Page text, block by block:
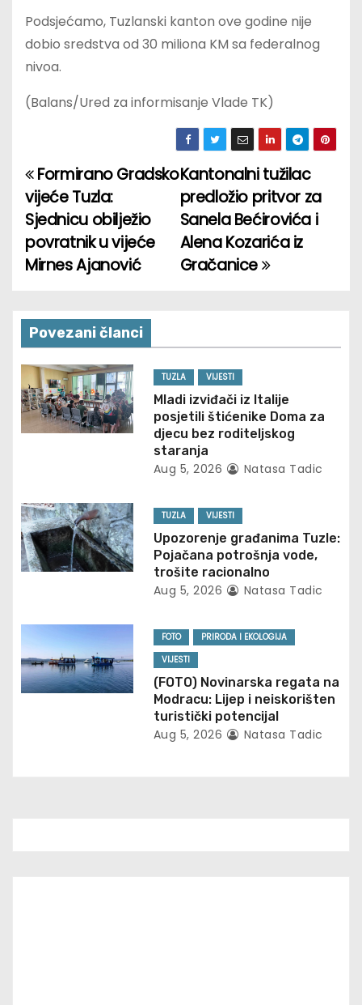
Podsjećamo, Tuzlanski kanton ove godine nije
dobio sredstva od 30 miliona KM sa federalnog
nivoa.
(Balans/Ured za informisanje Vlade TK)
P
o
s
n
a
v
i
t
i
n
Kantonalni tužilac
predložio pritvor za
Sanela Bećirovića i
Alena Kozarića iz
Gračanice
Formirano Gradsko
vijeće Tuzla:
Sjednicu obilježio
povratnik u vijeće
Mirnes Ajanović
Povezani članci
TUZLA VIJESTI
Mladi izviđači iz Italije
posjetili štićenike Doma za
djecu bez roditeljskog
staranja
Aug 5, 2026 Natasa Tadic
TUZLA VIJESTI
Upozorenje građanima Tuzle:
Pojačana potrošnja vode,
trošite racionalno
Aug 5, 2026 Natasa Tadic
FOTO
PRIRODA I EKOLOGIJA
VIJESTI
(FOTO) Novinarska regata na
Modracu: Lijep i neiskorišten
turistički potencijal
Aug 5, 2026 Natasa Tadic